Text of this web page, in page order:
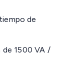
de
de 1500 VA /